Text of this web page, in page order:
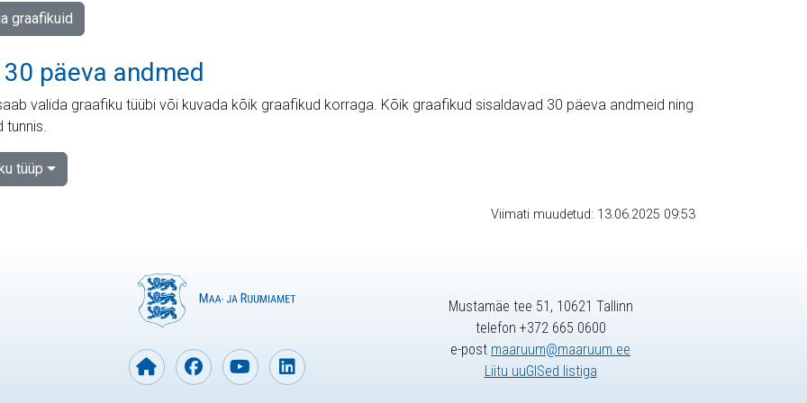
graafikuid
päeva andmed
valida graafiku tüübi või kuvada kõik graafikud korraga. Kõik graafikud sisaldavad 30 päeva andmeid ning
tüüp
Viimati muudetud: 13.06.2025 09:53
Mustamäe tee 51, 10621 Tallinn
telefon +372 665 0600
e-post maaruum@maaruum.ee
Liitu uuGISed listiga